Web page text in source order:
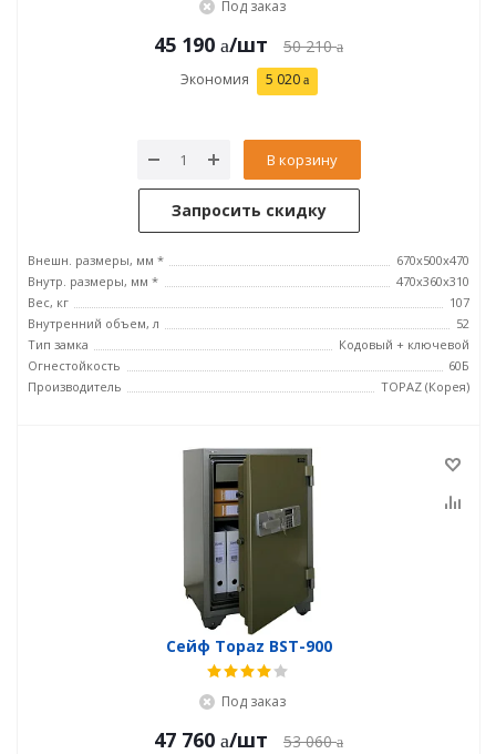
Под заказ
45 190 /шт 50 210
Экономия 5 020
В корзину
Запросить скидку
Внешн. размеры, мм *
670x500x470
Внутр. размеры, мм *
470x360x310
Вес, кг
107
Внутренний объем, л
52
Тип замка
Кодовый + ключевой
Огнестойкость
60Б
Производитель
TOPAZ (Корея)
Сейф Topaz BST-900
Под заказ
47 760 /шт 53 060